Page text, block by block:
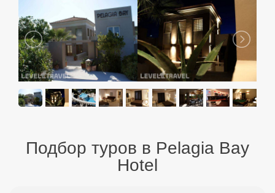
Подбор туров в Pelagia Bay
Hotel